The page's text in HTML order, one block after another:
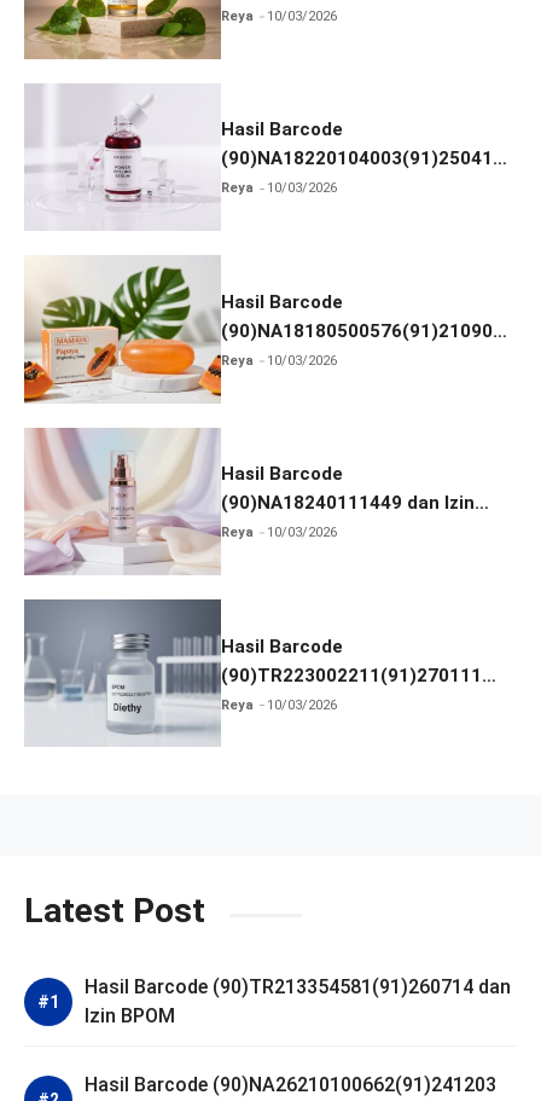
dan Izin BPOM
Reya 10/03/2026
Hasil Barcode
(90)NA18220104003(91)250418
dan Izin BPOM
Reya 10/03/2026
Hasil Barcode
(90)NA18180500576(91)210906
dan Izin BPOM
Reya 10/03/2026
Hasil Barcode
(90)NA18240111449 dan Izin
BPOM
Reya 10/03/2026
Hasil Barcode
(90)TR223002211(91)270111
dan Izin BPOM
Reya 10/03/2026
Latest Post
Hasil Barcode (90)TR213354581(91)260714 dan
Izin BPOM
Hasil Barcode (90)NA26210100662(91)241203